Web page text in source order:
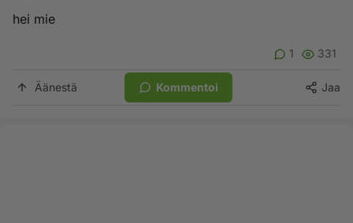
hei mie
1 331
Äänestä Kommentoi Jaa